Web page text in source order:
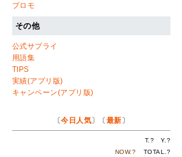
プロモ
その他
公式サプライ
用語集
TIPS
実績(アプリ版)
キャンペーン(アプリ版)
〔今日人気〕〔 最新 〕
T. ? Y. ?
NOW.? TOTAL. ?